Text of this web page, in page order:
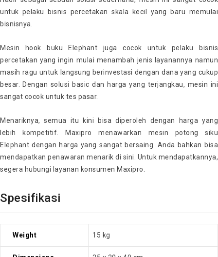
untuk pelaku bisnis percetakan skala kecil yang baru memulai
bisnisnya.
Mesin hook buku Elephant juga cocok untuk pelaku bisnis
percetakan yang ingin mulai menambah jenis layanannya namun
masih ragu untuk langsung berinvestasi dengan dana yang cukup
besar. Dengan solusi basic dan harga yang terjangkau, mesin ini
sangat cocok untuk tes pasar.
Menariknya, semua itu kini bisa diperoleh dengan harga yang
lebih kompetitif. Maxipro menawarkan mesin potong siku
Elephant dengan harga yang sangat bersaing. Anda bahkan bisa
mendapatkan penawaran menarik di sini. Untuk mendapatkannya,
segera hubungi layanan konsumen Maxipro.
Spesifikasi
Weight 15 kg